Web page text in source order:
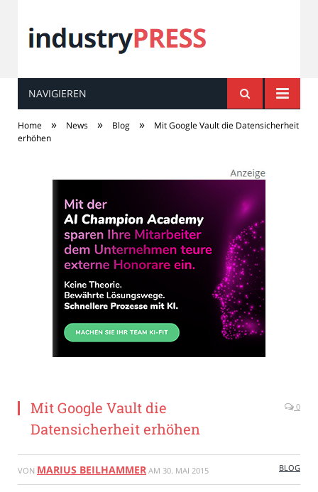
industryPRESS
NAVIGIEREN
Home » News » Blog »
Mit Google Vault die Datensicherheit
erhöhen
Mit Google Vault die
Datensicherheit erhöhen
0
VON MARIUS BEILHAMMER AM 30. MAI 2015 BLOG